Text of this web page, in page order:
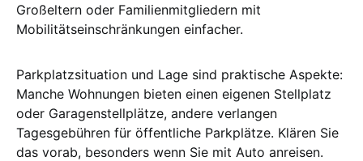
Großeltern oder Familienmitgliedern mit
Mobilitätseinschränkungen einfacher.
Parkplatzsituation und Lage sind praktische Aspekte:
Manche Wohnungen bieten einen eigenen Stellplatz
oder Garagenstellplätze, andere verlangen
Tagesgebühren für öffentliche Parkplätze. Klären Sie
das vorab, besonders wenn Sie mit Auto anreisen.